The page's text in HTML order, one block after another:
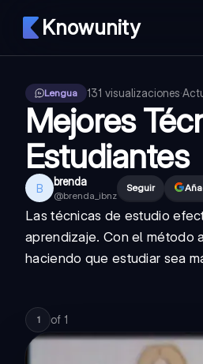
Knowunity
Lengua 131 visualizaciones·
Mejores
Estudiantes
B brenda
@brenda_ibnz
Seguir
Las técnicas de estudio
aprendizaje. Con el método
haciendo que estudiar sea
1 of 1